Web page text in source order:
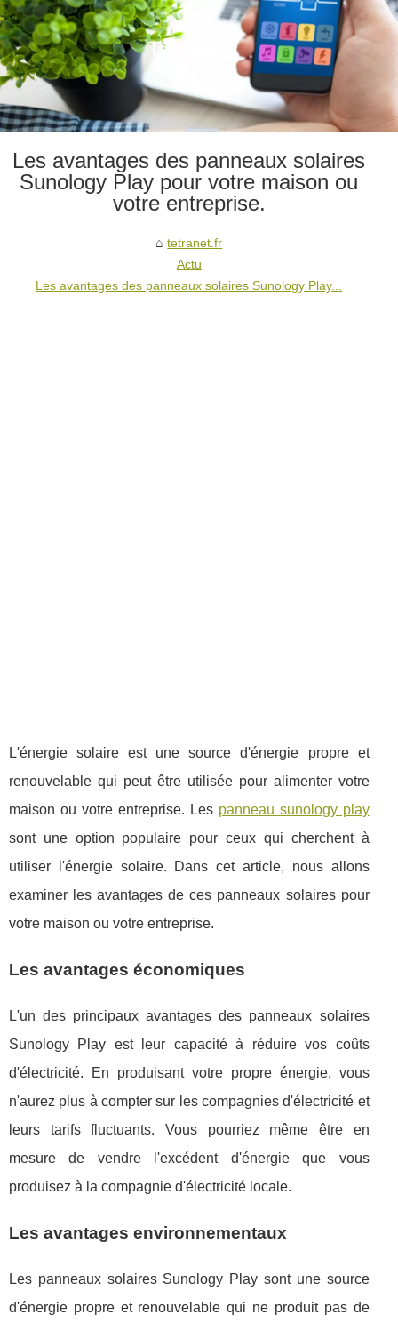
Les avantages des panneaux solaires
Sunology Play pour votre maison ou
votre entreprise.
tetranet.fr
Actu
Les avantages des panneaux solaires Sunology Play...
L'énergie solaire est une source d'énergie propre et
renouvelable qui peut être utilisée pour alimenter votre
maison ou votre entreprise. Les panneau sunology play
sont une option populaire pour ceux qui cherchent à
utiliser l'énergie solaire. Dans cet article, nous allons
examiner les avantages de ces panneaux solaires pour
votre maison ou votre entreprise.
Les avantages économiques
L'un des principaux avantages des panneaux solaires
Sunology Play est leur capacité à réduire vos coûts
d'électricité. En produisant votre propre énergie, vous
n'aurez plus à compter sur les compagnies d'électricité et
leurs tarifs fluctuants. Vous pourriez même être en
mesure de vendre l'excédent d'énergie que vous
produisez à la compagnie d'électricité locale.
Les avantages environnementaux
Les panneaux solaires Sunology Play sont une source
d'énergie propre et renouvelable qui ne produit pas de